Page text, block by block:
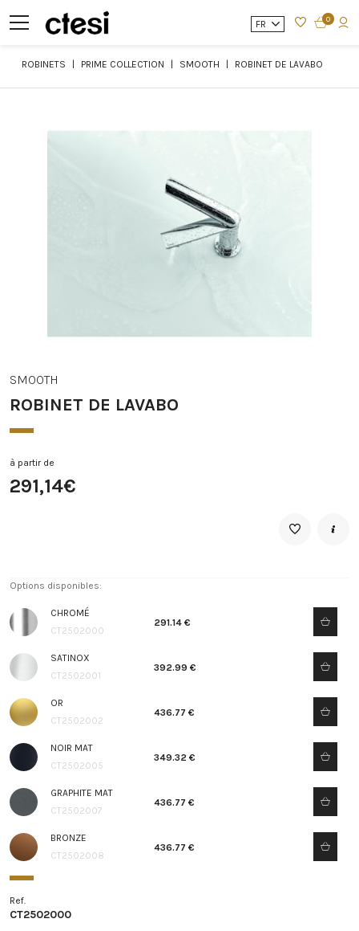
FR 0
ROBINETS PRIME COLLECTION SMOOTH ROBINET DE LAVABO
SMOOTH
ROBINET DE LAVABO
à partir de
291,14€
Options disponibles:
CHROMÉ
CT2502000
291.14 €
SATINOX
CT2502001
392.99 €
OR
CT2502002
436.77 €
NOIR MAT
CT2502005
349.32 €
GRAPHITE MAT
CT2502007
436.77 €
BRONZE
CT2502008
436.77 €
Ref.
CT2502000